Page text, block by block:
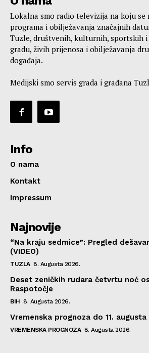
Lokalna smo radio televizija na koju se
programa i obilježavanja značajnih
Tuzle, društvenih, kulturnih, sportskih i
gradu, živih prijenosa i obilježavanja
događaja.
Medijski smo servis grada i građana
Info
O nama
Kontakt
Impressum
Najnovije
“Na kraju sedmice”: Pregled
(VIDEO)
TUZLA 8. Augusta 2026.
Deset zeničkih rudara četvrtu noć
Raspotočje
BIH 8. Augusta 2026.
Vremenska prognoza do 11. augusta
VREMENSKA PROGNOZA 8. Augusta 2026.